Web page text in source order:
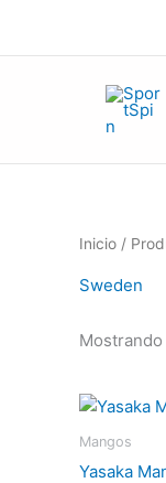
Inicio /
Sweden
Mangos
Yasaka